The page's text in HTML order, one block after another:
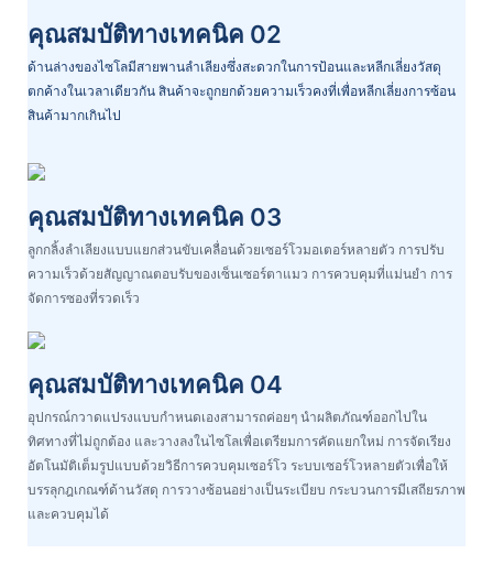
คุณสมบัติทางเทคนิค 02
ด้านล่างของไซโลมีสายพานลำเลียงซึ่งสะดวกในการป้อนและหลีกเลี่ยงวัสดุ
ตกค้างในเวลาเดียวกัน สินค้าจะถูกยกด้วยความเร็วคงที่เพื่อหลีกเลี่ยงการซ้อน
สินค้ามากเกินไป
คุณสมบัติทางเทคนิค 03
ลูกกลิ้งลำเลียงแบบแยกส่วนขับเคลื่อนด้วยเซอร์โวมอเตอร์หลายตัว การปรับ
ความเร็วด้วยสัญญาณตอบรับของเซ็นเซอร์ตาแมว การควบคุมที่แม่นยำ การ
จัดการซองที่รวดเร็ว
คุณสมบัติทางเทคนิค 04
อุปกรณ์กวาดแปรงแบบกำหนดเองสามารถค่อยๆ นำผลิตภัณฑ์ออกไปใน
ทิศทางที่ไม่ถูกต้อง และวางลงในไซโลเพื่อเตรียมการคัดแยกใหม่ การจัดเรียง
อัตโนมัติเต็มรูปแบบด้วยวิธีการควบคุมเซอร์โว ระบบเซอร์โวหลายตัวเพื่อให้
บรรลุกฎเกณฑ์ด้านวัสดุ การวางซ้อนอย่างเป็นระเบียบ กระบวนการมีเสถียรภาพ
และควบคุมได้